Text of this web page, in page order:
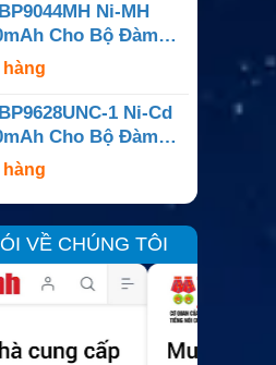
Ni-MH
Cho Bộ Đàm
P10
1 Ni-Cd
Cho Bộ Đàm
GP300
VỀ CHÚNG TÔI